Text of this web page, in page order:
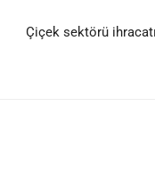
Çiçek sektörü